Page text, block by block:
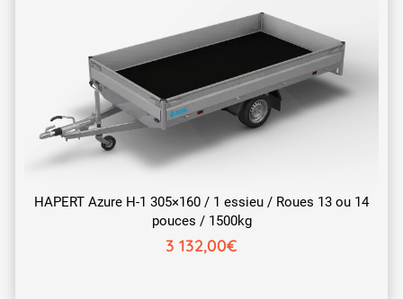
HAPERT Azure H-1 305×160 / 1 essieu / Roues 13 ou 14
pouces / 1500kg
3 132,00€